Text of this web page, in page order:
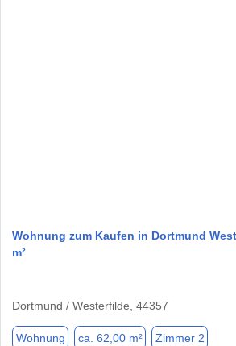
Wohnung zum Kaufen in Dortmund
m²
Dortmund / Westerfilde, 44357
Wohnung ca. 62,00 m² Zimmer 2